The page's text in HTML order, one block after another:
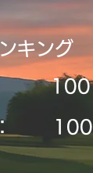
キング
​100
​100